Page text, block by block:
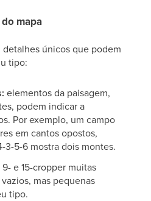
mapa
únicos que podem
tipo:
elementos da paisagem,
podem indicar a
Por exemplo, um campo
em cantos opostos,
3-5-6 mostra dois montes.
e 15-cropper muitas
mas pequenas
tipo.